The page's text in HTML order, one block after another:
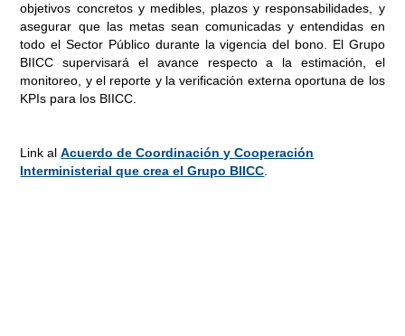
objetivos concretos y medibles, plazos y responsabilidades, y
asegurar que las metas sean comunicadas y entendidas en
todo el Sector Público durante la vigencia del bono. El Grupo
BIICC supervisará el avance respecto a la estimación, el
monitoreo, y el reporte y la verificación externa oportuna de los
KPIs para los BIICC.
Link alAcuerdo de Coordinación y Cooperación
Interministerial que crea el Grupo BIICC